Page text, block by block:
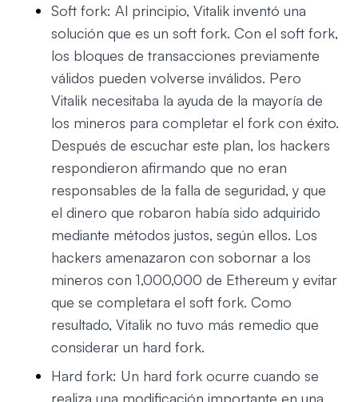
Soft fork: Al principio, Vitalik inventó una
solución que es un soft fork. Con el soft fork,
los bloques de transacciones previamente
válidos pueden volverse inválidos. Pero
Vitalik necesitaba la ayuda de la mayoría de
los mineros para completar el fork con éxito.
Después de escuchar este plan, los hackers
respondieron afirmando que no eran
responsables de la falla de seguridad, y que
el dinero que robaron había sido adquirido
mediante métodos justos, según ellos. Los
hackers amenazaron con sobornar a los
mineros con 1,000,000 de Ethereum y evitar
que se completara el soft fork. Como
resultado, Vitalik no tuvo más remedio que
considerar un hard fork.
Hard fork: Un hard fork ocurre cuando se
realiza una modificación importante en una